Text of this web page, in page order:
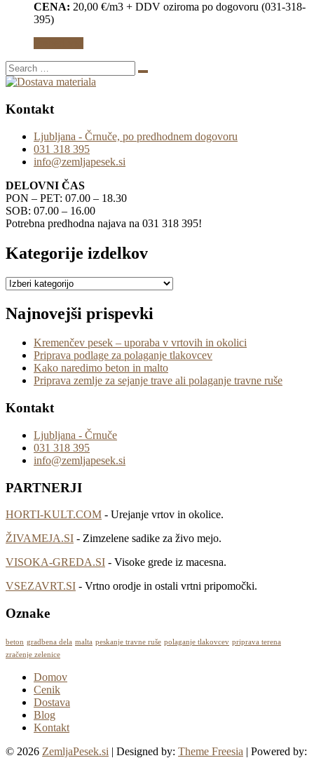
CENA: 20,00 €/m3 + DDV oziroma po dogovoru (031-318-
395)
Kontakt
Ljubljana - Črnuče, po predhodnem dogovoru
031 318 395
info@zemljapesek.si
DELOVNI ČAS
PON – PET: 07.00 – 18.30
SOB: 07.00 – 16.00
Potrebna predhodna najava na 031 318 395!
Kategorije izdelkov
Najnovejši prispevki
Kremenčev pesek – uporaba v vrtovih in okolici
Priprava podlage za polaganje tlakovcev
Kako naredimo beton in malto
Priprava zemlje za sejanje trave ali polaganje travne ruše
Kontakt
Ljubljana - Črnuče
031 318 395
info@zemljapesek.si
PARTNERJI
HORTI-KULT.COM - Urejanje vrtov in okolice.
ŽIVAMEJA.SI - Zimzelene sadike za živo mejo.
VISOKA-GREDA.SI - Visoke grede iz macesna.
VSEZAVRT.SI - Vrtno orodje in ostali vrtni pripomočki.
Oznake
beton gradbena dela malta peskanje travne ruše polaganje tlakovcev priprava terena
zračenje zelenice
Domov
Cenik
Dostava
Blog
Kontakt
© 2026 ZemljaPesek.si | Designed by: Theme Freesia | Powered by: